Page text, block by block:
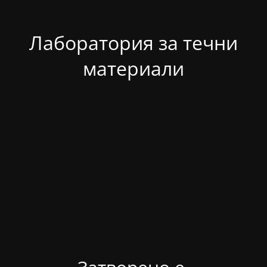
Лаборатория за течни
материали